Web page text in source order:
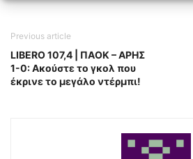
Previous article
LIBERO 107,4 | ΠΑΟΚ – ΑΡΗΣ
1-0: Ακούστε το γκολ που
έκρινε το μεγάλο ντέρμπι!